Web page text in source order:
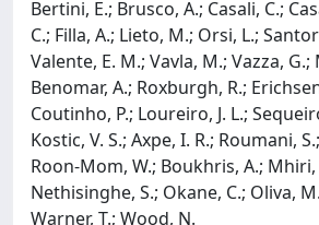
Bertini, E.; Brusco, A.; Casali, C.;
C.; Filla, A.; Lieto, M.; Orsi, L.;
Valente, E. M.; Vavla, M.; Vazza,
Benomar, A.; Roxburgh, R.;
Coutinho, P.; Loureiro, J. L.;
Kostic, V. S.; Axpe, I. R.; Roumani,
Roon-Mom, W.; Boukhris, A.; Mhiri,
Nethisinghe, S.; Okane, C.; Oliva,
Warner, T.; Wood, N.